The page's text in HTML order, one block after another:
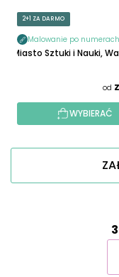
2+1 ZA DARMO
Malowanie po numerach
Miasto Sztuki i Nauki,
od
WYBIERAĆ